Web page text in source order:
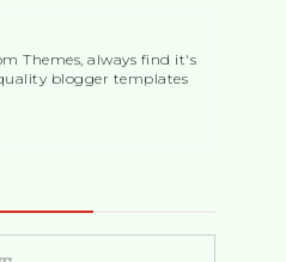
Themes, always find it's
blogger templates